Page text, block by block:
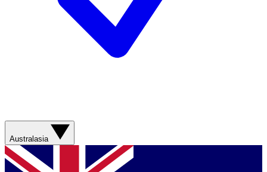
Australasia